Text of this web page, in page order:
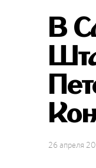
В
26 апреля